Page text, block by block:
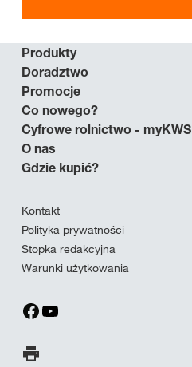
Produkty
Doradztwo
Promocje
Co nowego?
Cyfrowe rolnictwo - myKWS
O nas
Gdzie kupić?
Kontakt
Polityka prywatności
Stopka redakcyjna
Warunki użytkowania
Wydrukuj stronę